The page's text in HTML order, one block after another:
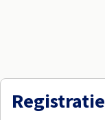
Registratie